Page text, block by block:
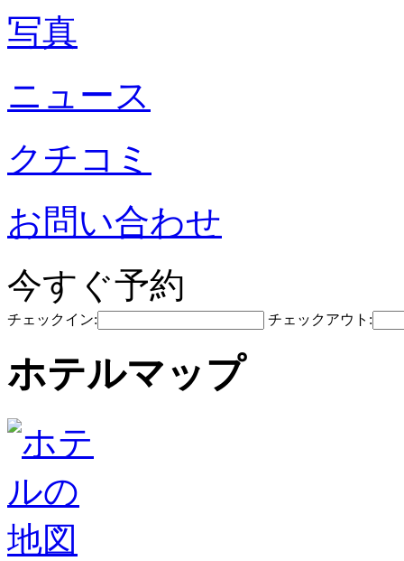
写真
ニュース
クチコミ
お問い合わせ
今すぐ予約
チェックイン: チェックアウト:
ホテルマップ